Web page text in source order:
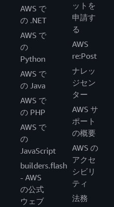
AWS で
の .NET
AWS で
の
Python
AWS で
の Java
AWS で
の PHP
AWS で
の
JavaScript
builders.flash
- AWS
の公式
ウェブ
ットを
申請す
る
AWS
re:Post
ナレッ
ジセン
ター
AWS サ
ポート
の概要
AWS の
アクセ
シビリ
ティ
法務